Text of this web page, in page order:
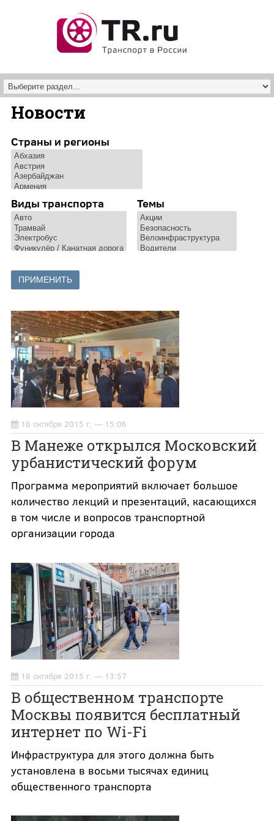
Новости
Страны и регионы
Виды транспорта Темы
16 октября 2015 г. — 15:06
В Манеже открылся Московский
урбанистический форум
Программа мероприятий включает большое
количество лекций и презентаций, касающихся
в том числе и вопросов транспортной
организации города
16 октября 2015 г. — 13:57
В общественном транспорте
Москвы появится бесплатный
интернет по Wi-Fi
Инфраструктура для этого должна быть
установлена в восьми тысячах единиц
общественного транспорта